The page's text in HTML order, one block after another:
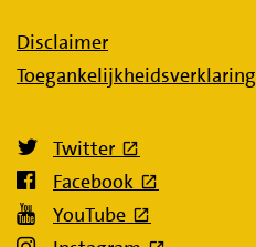
Disclaimer
Toegankelijkheidsverklaring
Twitter
Facebook
YouTube